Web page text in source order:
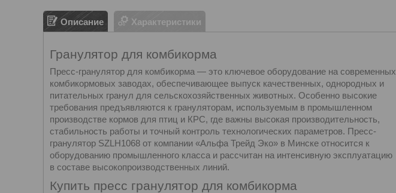
Описание Характеристики
Гранулятор для комбикорма
Пресс-гранулятор для комбикорма — это ключевое оборудование на современных
комбикормовых заводах, обеспечивающее выпуск качественных, однородных и
питательных гранул для сельскохозяйственных животных. Особенно высокие
требования предъявляются к грануляторам, используемым в промышленном
производстве кормов для птиц и КРС, где важны высокая производительность,
стабильность работы и точный контроль технологических параметров. Пресс-
гранулятор SZLH1068 от компании «Альфа Трейд Эко» в Минске относится к
оборудованию промышленного класса и рассчитан на интенсивную эксплуатацию
в составе высокопроизводственных линий.
Купить пресс гранулятор для комбикорма